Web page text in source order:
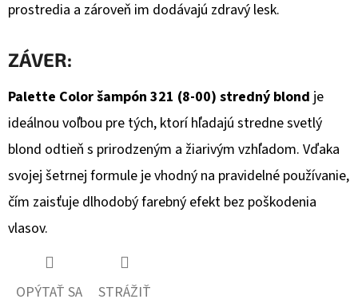
prostredia a zároveň im dodávajú zdravý lesk.
ZÁVER:
Palette Color šampón 321 (8-00) stredný blond je
ideálnou voľbou pre tých, ktorí hľadajú stredne svetlý
blond odtieň s prirodzeným a žiarivým vzhľadom. Vďaka
svojej šetrnej formule je vhodný na pravidelné používanie,
čím zaisťuje dlhodobý farebný efekt bez poškodenia
vlasov.
OPÝTAŤ SA
STRÁŽIŤ